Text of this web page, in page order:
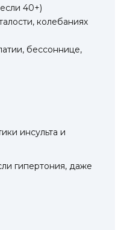
40+)
колебаниях
бессоннице,
инсульта и
гипертония, даже